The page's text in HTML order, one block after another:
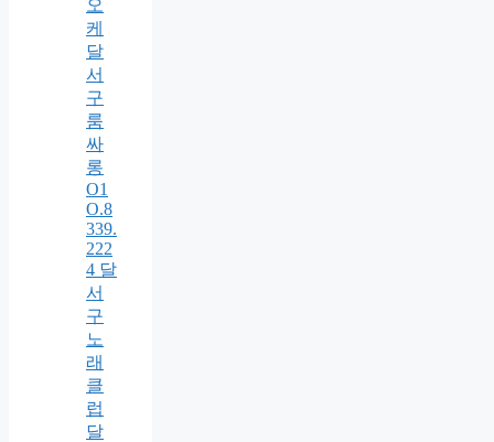
오
케
달
서
구
룸
싸
롱
O1
O.8
339.
222
4 달
서
구
노
래
클
럽
달